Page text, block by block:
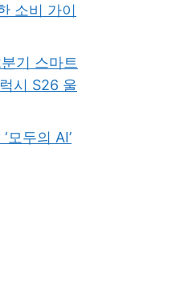
소비 가이
기 스마트
시 S26 울
모두의 AI’